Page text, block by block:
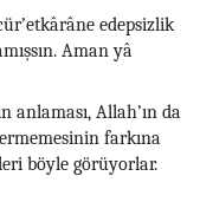
edepsizlik
Aman yâ
anlaması, Allah’ın da
farkına
böyle görüyorlar.